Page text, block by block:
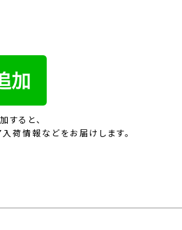
すると、
荷情報などをお届けします。